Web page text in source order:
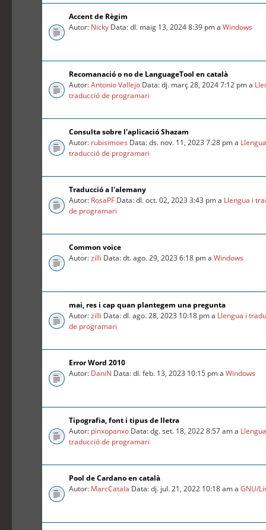
Accent de Règim
Autor: Nicky Data: dl. maig 13, 2024 8:39 pm aWindows
Recomanació o no de LanguageTool en català
Autor:Antonio Vallejo Data: dj. març 28, 2024 7:12 pm a
traducció de programari
Consulta sobre l'aplicació Shazam
Autor: rubisimoes Data: ds. nov. 11, 2023 7:28 pm a
traducció de programari
Traducció a l'alemany
Autor: RosaPF Data: dl. oct. 02, 2023 3:43 pm a Llengua i
de programari
Common voice
Autor:zilli Data: dt. ago. 29, 2023 6:18 pm aWindows
mai, res i cap quan plantegem una pregunta
Autor:zilli Data: dl. ago. 28, 2023 10:18 pm a Llengua i
de programari
Error Word 2010
Autor: DaniN Data: dl. feb. 13, 2023 10:15 pm aWindows
Tipografia, font i tipus de lletra
Autor: pinxopanxo Data: dg. set. 18, 2022 8:57 am a
traducció de programari
Pool de Cardano en català
Autor: MarcCatala Data: dj. jul. 21, 2022 10:18 am aGNU/